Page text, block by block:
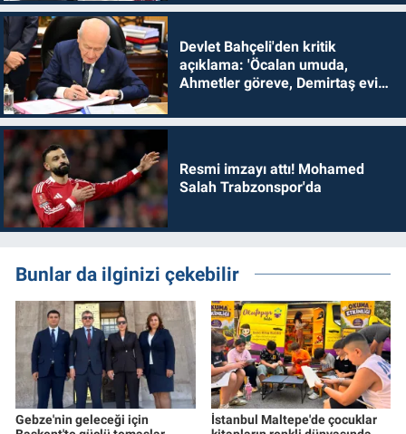
Devlet Bahçeli'den kritik
açıklama: 'Öcalan umuda,
Ahmetler göreve, Demirtaş evine
Resmi imzayı attı! Mohamed
Salah Trabzonspor'da
Bunlar da ilginizi çekebilir
Gebze'nin geleceği için
İstanbul Maltepe'de çocuklar